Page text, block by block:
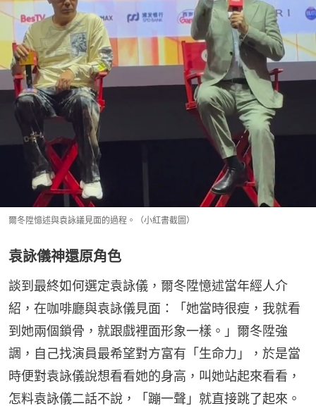
爾冬陞憶述與袁詠議見面的過程。（小紅書截圖）
袁詠儀神還原角色
談到最終如何選定袁詠儀，爾冬陞憶述當年經人介
紹，在咖啡廳與袁詠儀見面：「她當時很瘦，我就看
到她兩個鎖骨，就跟戲裡面形象一樣。」爾冬陞強
調，自己找演員最希望對方富有「生命力」，於是當
時便對袁詠儀說想看看她的身高，叫她站起來看看，
怎料袁詠儀二話不說，「蹦一聲」就直接跳了起來。